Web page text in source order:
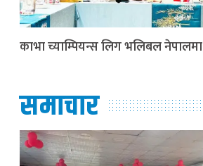
काभा च्याम्पियन्स लिग भलिबल
समाचार